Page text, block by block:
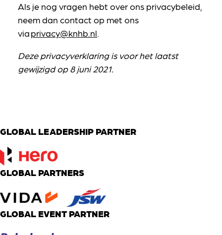
Als je nog vragen hebt over ons privacybeleid,
neem dan contact op met ons
viaprivacy@knhb.nl.
Deze privacyverklaring is voor het laatst
gewijzigd op 8 juni 2021.
GLOBAL LEADERSHIP PARTNER
GLOBAL PARTNERS
GLOBAL EVENT PARTNER